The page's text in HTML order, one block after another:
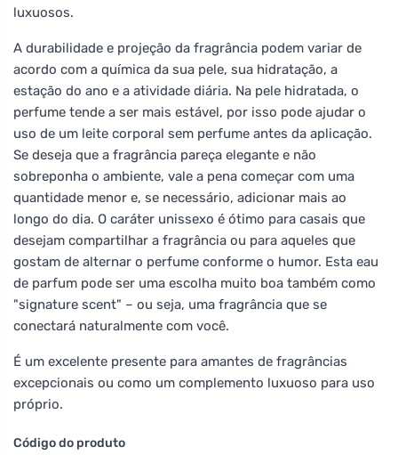
luxuosos.
A durabilidade e projeção da fragrância podem variar de
acordo com a química da sua pele, sua hidratação, a
estação do ano e a atividade diária. Na pele hidratada, o
perfume tende a ser mais estável, por isso pode ajudar o
uso de um leite corporal sem perfume antes da aplicação.
Se deseja que a fragrância pareça elegante e não
sobreponha o ambiente, vale a pena começar com uma
quantidade menor e, se necessário, adicionar mais ao
longo do dia. O caráter unissexo é ótimo para casais que
desejam compartilhar a fragrância ou para aqueles que
gostam de alternar o perfume conforme o humor. Esta eau
de parfum pode ser uma escolha muito boa também como
"signature scent" – ou seja, uma fragrância que se
conectará naturalmente com você.
É um excelente presente para amantes de fragrâncias
excepcionais ou como um complemento luxuoso para uso
próprio.
Código do produto